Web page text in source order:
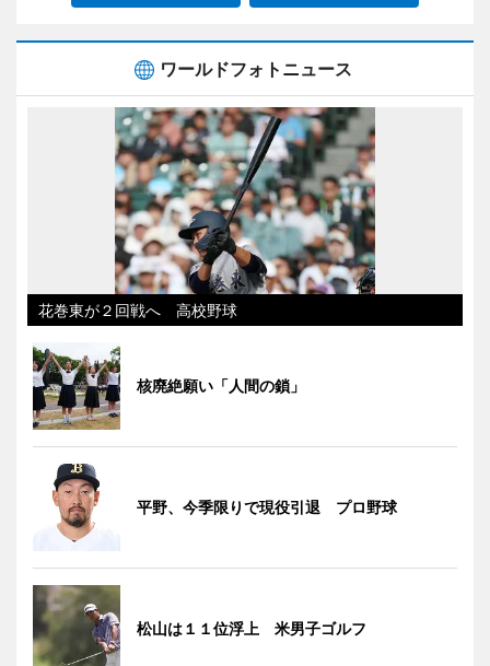
ワールドフォトニュース
花巻東が２回戦へ 高校野球
核廃絶願い「人間の鎖」
平野、今季限りで現役引退 プロ野球
松山は１１位浮上 米男子ゴルフ